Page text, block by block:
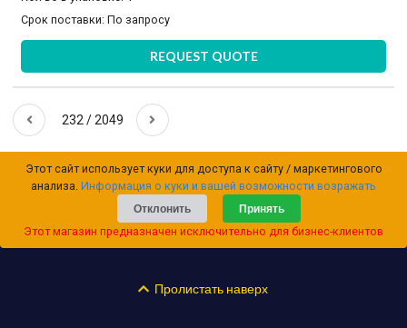
Срок поставки:По запросу
REQUEST QUOTE
232 / 2049
Этот сайт использует куки для доступа к сайту / маркетингового
анализа. Информация о куки и вашей возможности возражать
Отклонить
Принять
Этот магазин предназначен исключительно для бизнес-клиентов
Пролистать наверх